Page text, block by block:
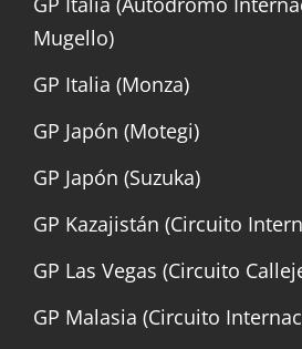
Mugello)
GP Italia (Monza)
GP Japón (Motegi)
GP Japón (Suzuka)
GP Kazajistán (Circuito
GP Las Vegas (Circuito
GP Malasia (Circuito